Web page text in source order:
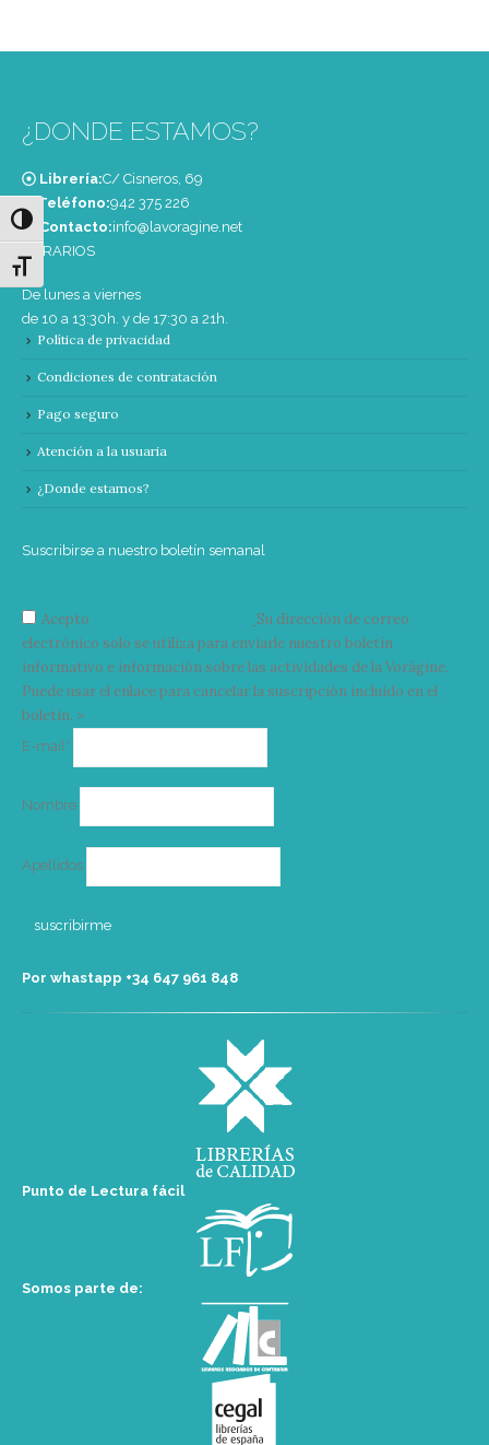
Alternar alto contraste
Alternar tamaño de letra
¿DONDE ESTAMOS?
Librería:C/ Cisneros, 69
Teléfono:‭942 375 226‬
Contacto:info@lavoragine.net
HORARIOS
De lunes a viernes
de 10 a 13:30h. y de 17:30 a 21h.
Política de privacidad
Condiciones de contratación
Pago seguro
Atención a la usuaria
¿Donde estamos?
Suscribirse a nuestro boletín semanal
Acepto
Su dirección de correo
electrónico solo se utiliza para enviarle nuestro boletín
informativo e información sobre las actividades de la Vorágine.
Puede usar el enlace para cancelar la suscripción incluido en el
boletín. >
E-mail*
Nombre
Apellidos
Por whastapp +34 ‭647 961 848‬
Punto de Lectura fácil
Somos parte de: